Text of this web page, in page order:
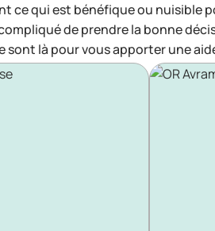
ce qui est bénéfique ou nuisible
de prendre la bonne
sont là pour vous apporter une